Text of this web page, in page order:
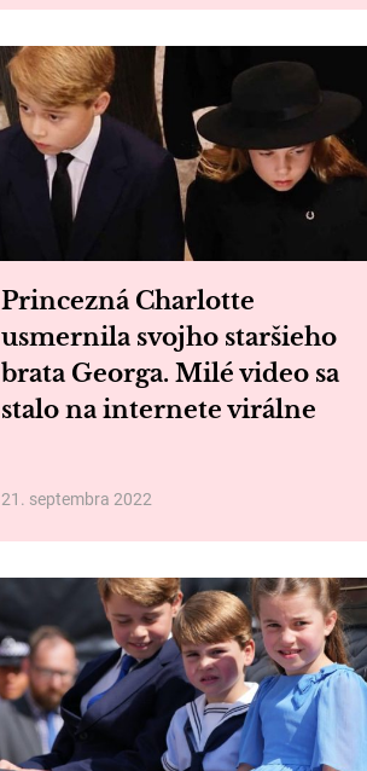
Princezná Charlotte
usmernila svojho staršieho
brata Georga. Milé video sa
stalo na internete virálne
21. septembra 2022